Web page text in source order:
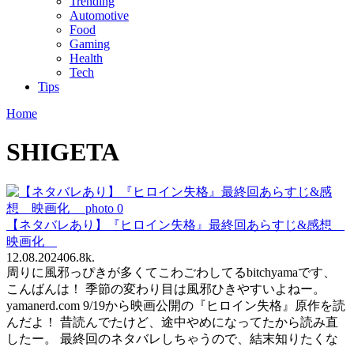
Automotive
Food
Gaming
Health
Tech
Tips
Home
SHIGETA
【ネタバレあり】『ヒロイン失格』最終回あらすじ&感想
映画化
12.08.202406.8k.
周りに風邪っぴきが多くてこわごわしてるbitchyamaです、
こんばんは！ 季節の変わり目は風邪ひきやすいよねー。
yamanerd.com 9/19から映画公開の『ヒロイン失格』原作を読
んだよ！ 昔読んでたけど、途中やめになってたから読み直
したー。 最終回のネタバレしちゃうので、結末知りたくな